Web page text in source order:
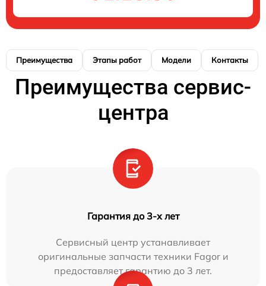
Преимущества Этапы работ Модели Контакты
Преимущества сервис-
центра
Гарантия до 3-х лет
Сервисный центр устанавливает
оригинальные запчасти техники Fagor и
предоставляет гарантию до 3 лет.